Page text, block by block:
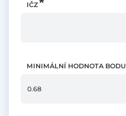
IČZ
MINIMÁLNÍ HODNOTA BODU